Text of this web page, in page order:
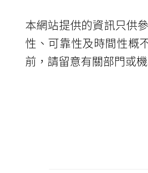
本網站提供的資訊只供
性、可靠性及時間性概
前，請留意有關部門或